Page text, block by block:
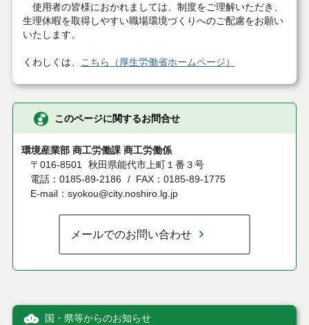
使用者の皆様におかれましては、制度をご理解いただき、
生理休暇を取得しやすい職場環境づくりへのご配慮をお願い
いたします。
くわしくは、 こちら（厚生労働省ホームページ）
このページに関するお問合せ
環境産業部 商工労働課 商工労働係
〒016-8501 秋田県能代市上町１番３号
電話：0185-89-2186
FAX：0185-89-1775
E-mail：syokou@city.noshiro.lg.jp
メールでのお問い合わせ
国・県等からのお知らせ